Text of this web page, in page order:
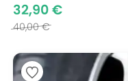
32,90 €
40,00 €